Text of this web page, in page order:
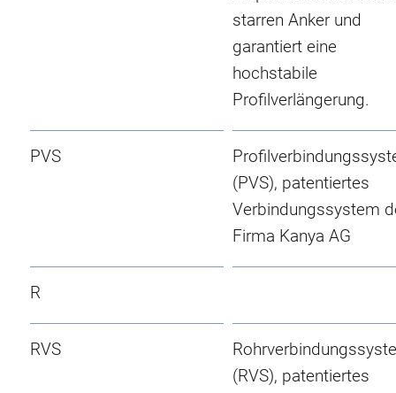
starren Anker und
garantiert eine
hochstabile
Profilverlängerung.
PVS
(PVS), patentiertes
Verbindungssystem
Firma Kanya AG
R
RVS
(RVS), patentiertes